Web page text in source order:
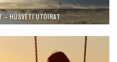
– HÚSVÉTI UTÓIRAT